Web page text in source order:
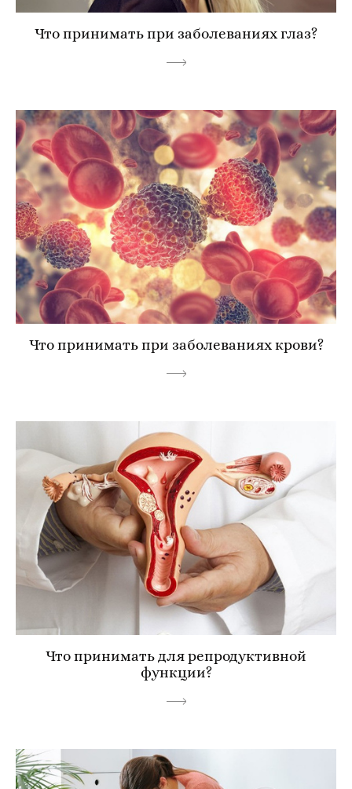
Что принимать при заболеваниях глаз?
Что принимать при заболеваниях крови?
Что принимать для репродуктивной
функции?